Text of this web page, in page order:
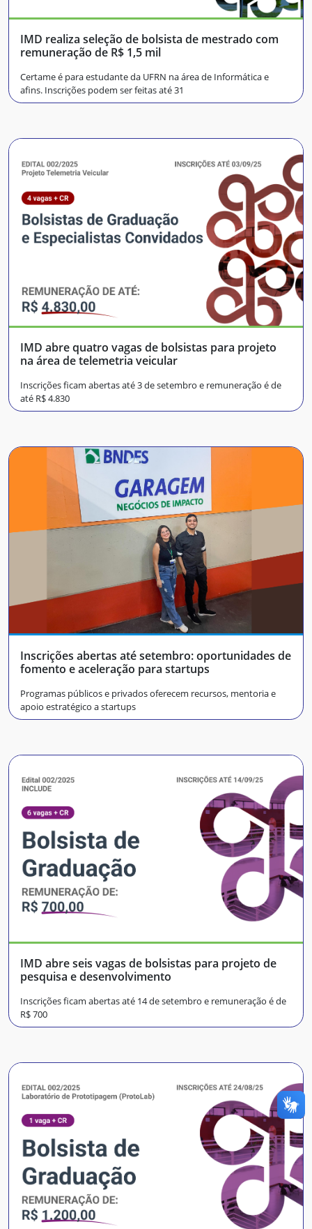
IMD realiza seleção de bolsista de mestrado com
remuneração de R$ 1,5 mil
Certame é para estudante da UFRN na área de Informática e
afins. Inscrições podem ser feitas até 31
IMD abre quatro vagas de bolsistas para projeto
na área de telemetria veicular
Inscrições ficam abertas até 3 de setembro e remuneração é de
até R$ 4.830
Inscrições abertas até setembro: oportunidades de
fomento e aceleração para startups
Programas públicos e privados oferecem recursos, mentoria e
apoio estratégico a startups
IMD abre seis vagas de bolsistas para projeto de
pesquisa e desenvolvimento
Inscrições ficam abertas até 14 de setembro e remuneração é de
R$ 700